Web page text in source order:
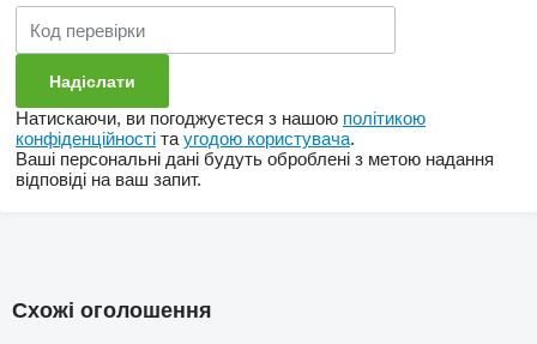
Натискаючи, ви погоджуєтеся з нашою політикою
конфіденційності та угодою користувача.
Ваші персональні дані будуть оброблені з метою надання
відповіді на ваш запит.
Схожі оголошення